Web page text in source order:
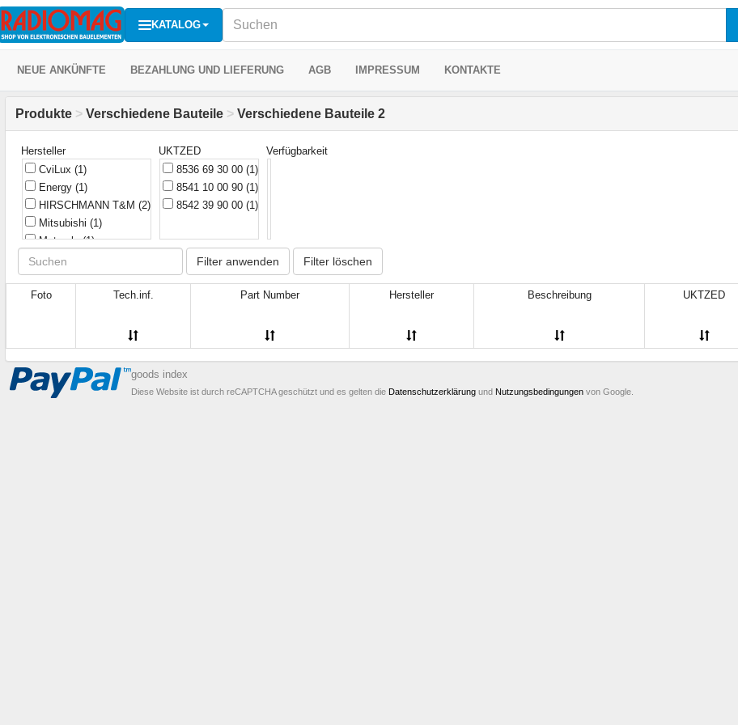
KATALOG
NEUE ANKÜNFTE BEZAHLUNG UND LIEFERUNG AGB IMPRESSUM KONTAKTE
Produkte > Verschiedene Bauteile > Verschiedene Bauteile 2
Hersteller
CviLux (1)
Energy (1)
HIRSCHMANN T&M (2)
Mitsubishi (1)
Motorola(1)
Shukat
Taiwan(1)
UKTZED
8536 69 30 00 (1)
8541 10 00 90 (1)
8542 39 90 00 (1)
Verfügbarkeit
Filter anwenden Filter löschen
Foto Tech.inf. Part Number Hersteller Beschreibung UKTZED
goods index
Diese Website ist durch reCAPTCHA geschützt und es gelten die Datenschutzerklärung und Nutzungsbedingungen von Google.